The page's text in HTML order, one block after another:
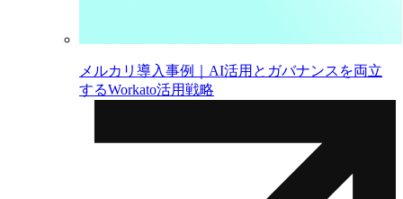
メルカリ導入事例｜AI活用とガバナンスを両立
するWorkato活用戦略